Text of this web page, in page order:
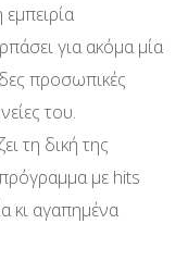
για ακόμα μία
προσωπικές
του.
τη δική της
με hits
κι αγαπημένα